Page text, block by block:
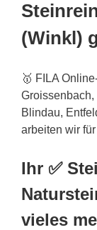
(Winkl)
🥇 FILA
Blindau,
arbeiten wir
Ihr ✅
vieles